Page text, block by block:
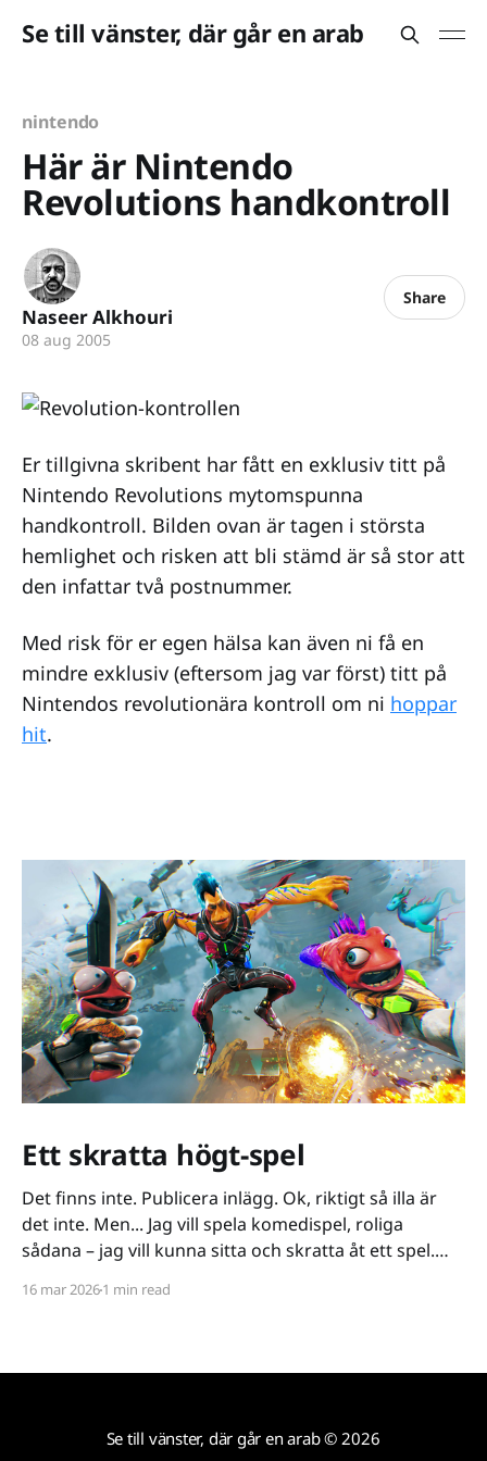
Se till vänster, där går en arab
nintendo
Här är Nintendo
Revolutions handkontroll
Naseer Alkhouri
08 aug 2005
Share
Er tillgivna skribent har fått en exklusiv titt på
Nintendo Revolutions mytomspunna
handkontroll. Bilden ovan är tagen i största
hemlighet och risken att bli stämd är så stor att
den infattar två postnummer.
Med risk för er egen hälsa kan även ni få en
mindre exklusiv (eftersom jag var först) titt på
Nintendos revolutionära kontroll om ni hoppar
hit.
Ett skratta högt-spel
Det finns inte. Publicera inlägg. Ok, riktigt så illa är
det inte. Men... Jag vill spela komedispel, roliga
sådana – jag vill kunna sitta och skratta åt ett spel.
på ett kiss och bajs-spår eller så lutar de sig på
16 mar 20261 min read
Se till vänster, där går en arab© 2026